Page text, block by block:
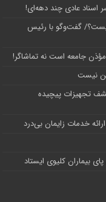
اسناد عادی چند‌ دهه‌ای!
چیست؟/ گفت‌وگو با رئیس
جامعه است نه تماشاگر!
نیست
تجهیزات پیچیده
بیماران کلیوی ایستاد